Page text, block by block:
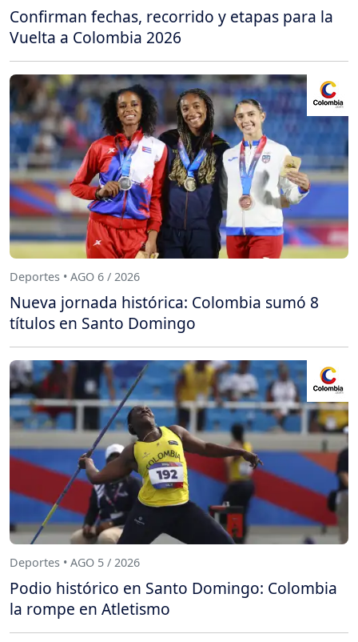
Confirman fechas, recorrido y etapas para la
Vuelta a Colombia 2026
Deportes • AGO 6 / 2026
Nueva jornada histórica: Colombia sumó 8
títulos en Santo Domingo
Deportes • AGO 5 / 2026
Podio histórico en Santo Domingo: Colombia
la rompe en Atletismo